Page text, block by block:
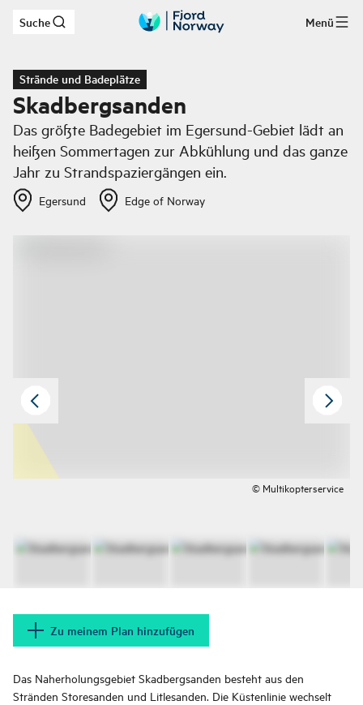
Zum Hauptinhalt
Suche Menü
Strände und Badeplätze
Skadbergsanden
Das größte Badegebiet im Egersund-Gebiet lädt an
heißen Sommertagen zur Abkühlung und das ganze
Jahr zu Strandspaziergängen ein.
Egersund Edge of Norway
© Multikopterservice
Zu meinem Plan hinzufügen
Das Naherholungsgebiet Skadbergsanden besteht aus den
Stränden Storesanden und Litlesanden. Die Küstenlinie wechselt